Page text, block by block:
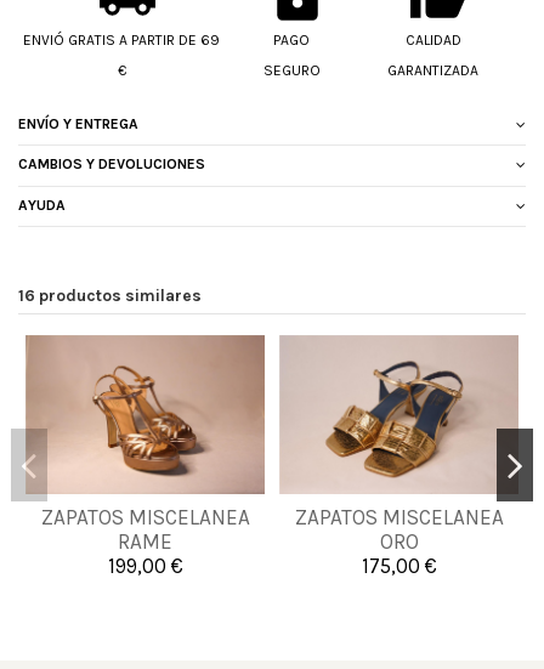
ENVIÓ GRATIS A PARTIR DE 69
€
PAGO
SEGURO
CALIDAD
GARANTIZADA
ENVÍO Y ENTREGA
CAMBIOS Y DEVOLUCIONES
AYUDA
16 productos similares
ZAPATOS MISCELANEA
RAME
199,00 €
40
Añadir al carrito
ZAPATOS MISCELANEA
ORO
175,00 €
36 37
Añadir al carrito